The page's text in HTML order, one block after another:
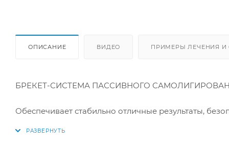
ОПИСАНИЕ ВИДЕО ПРИМЕРЫ ЛЕЧЕНИЯ И
БРЕКЕТ-СИСТЕМА ПАССИВНОГО
Обеспечивает стабильно отличные результаты,